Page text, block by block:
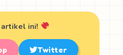
ini!
Twitter